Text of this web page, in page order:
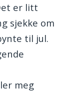
er litt
sjekke om
til jul.
meg